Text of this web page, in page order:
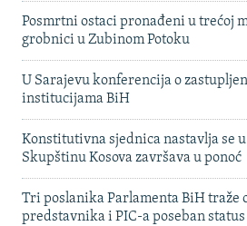
Posmrtni ostaci pronađeni u trećoj
grobnici u Zubinom Potoku
U Sarajevu konferencija o
institucijama BiH
Konstitutivna sjednica nastavlja se
Skupštinu Kosova završava u ponoć
Tri poslanika Parlamenta BiH traže
predstavnika i PIC-a poseban